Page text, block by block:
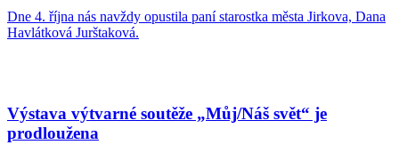
Dne 4. října nás navždy opustila paní starostka města Jirkova, Dana
Havlátková Jurštaková.
Výstava výtvarné soutěže „Můj/Náš svět“ je
prodloužena